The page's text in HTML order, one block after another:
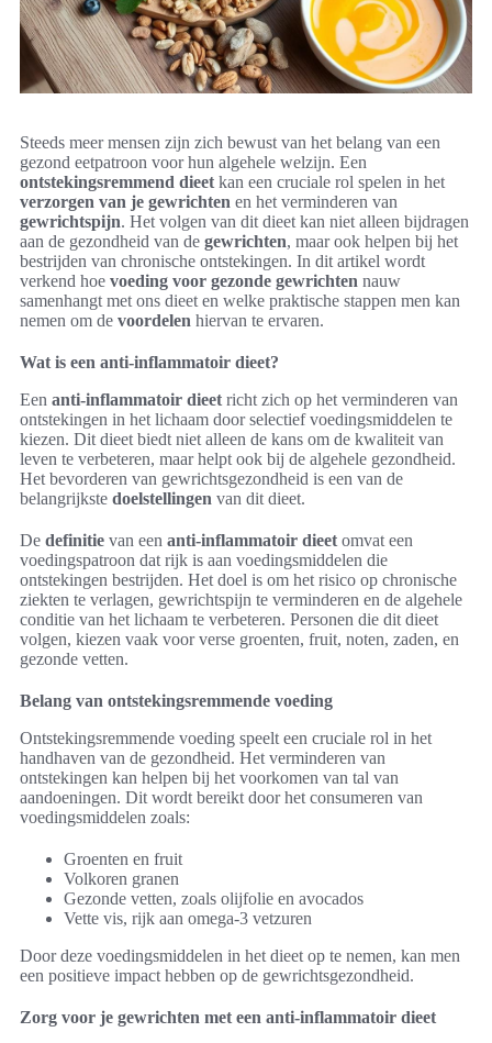
Steeds meer mensen zijn zich bewust van het belang van een
gezond eetpatroon voor hun algehele welzijn. Een
ontstekingsremmend dieet kan een cruciale rol spelen in het
verzorgen van je gewrichten en het verminderen van
gewrichtspijn. Het volgen van dit dieet kan niet alleen bijdragen
aan de gezondheid van de gewrichten, maar ook helpen bij het
bestrijden van chronische ontstekingen. In dit artikel wordt
verkend hoe voeding voor gezonde gewrichten nauw
samenhangt met ons dieet en welke praktische stappen men kan
nemen om de voordelen hiervan te ervaren.
Wat is een anti-inflammatoir dieet?
Een anti-inflammatoir dieet richt zich op het verminderen van
ontstekingen in het lichaam door selectief voedingsmiddelen te
kiezen. Dit dieet biedt niet alleen de kans om de kwaliteit van
leven te verbeteren, maar helpt ook bij de algehele gezondheid.
Het bevorderen van gewrichtsgezondheid is een van de
belangrijkste doelstellingen van dit dieet.
De definitie van een anti-inflammatoir dieet omvat een
voedingspatroon dat rijk is aan voedingsmiddelen die
ontstekingen bestrijden. Het doel is om het risico op chronische
ziekten te verlagen, gewrichtspijn te verminderen en de algehele
conditie van het lichaam te verbeteren. Personen die dit dieet
volgen, kiezen vaak voor verse groenten, fruit, noten, zaden, en
gezonde vetten.
Belang van ontstekingsremmende voeding
Ontstekingsremmende voeding speelt een cruciale rol in het
handhaven van de gezondheid. Het verminderen van
ontstekingen kan helpen bij het voorkomen van tal van
aandoeningen. Dit wordt bereikt door het consumeren van
voedingsmiddelen zoals:
Groenten en fruit
Volkoren granen
Gezonde vetten, zoals olijfolie en avocados
Vette vis, rijk aan omega-3 vetzuren
Door deze voedingsmiddelen in het dieet op te nemen, kan men
een positieve impact hebben op de gewrichtsgezondheid.
Zorg voor je gewrichten met een anti-inflammatoir dieet